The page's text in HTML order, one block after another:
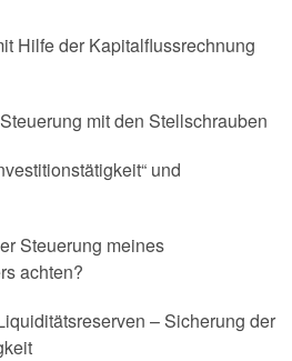
Hilfe der Kapitalflussrechnung
mit den Stellschrauben
und
Steuerung meines
achten?
– Sicherung der